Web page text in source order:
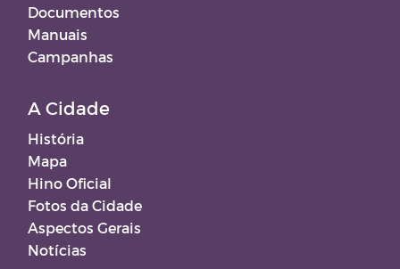
Documentos
Manuais
Campanhas
A Cidade
História
Mapa
Hino Oficial
Fotos da Cidade
Aspectos Gerais
Notícias